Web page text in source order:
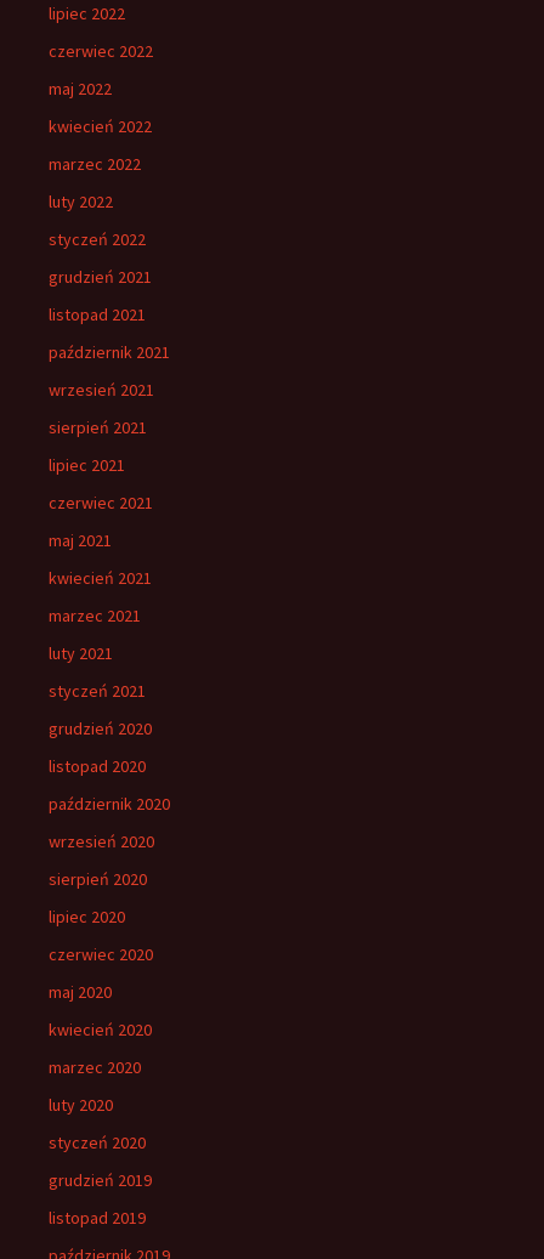
lipiec 2022
czerwiec 2022
maj 2022
kwiecień 2022
marzec 2022
luty 2022
styczeń 2022
grudzień 2021
listopad 2021
październik 2021
wrzesień 2021
sierpień 2021
lipiec 2021
czerwiec 2021
maj 2021
kwiecień 2021
marzec 2021
luty 2021
styczeń 2021
grudzień 2020
listopad 2020
październik 2020
wrzesień 2020
sierpień 2020
lipiec 2020
czerwiec 2020
maj 2020
kwiecień 2020
marzec 2020
luty 2020
styczeń 2020
grudzień 2019
listopad 2019